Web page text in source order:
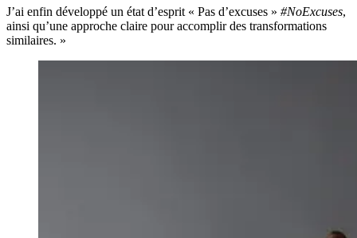
J’ai enfin développé un état d’esprit « Pas d’excuses » #NoExcuses,
ainsi qu’une approche claire pour accomplir des transformations
similaires. »